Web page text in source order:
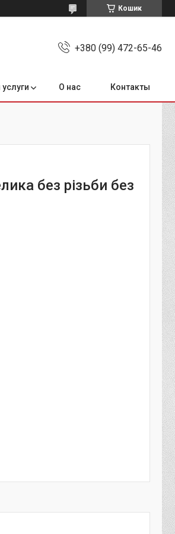
Кошик
+380 (99) 472-65-46
О нас Контакты
без різьби без